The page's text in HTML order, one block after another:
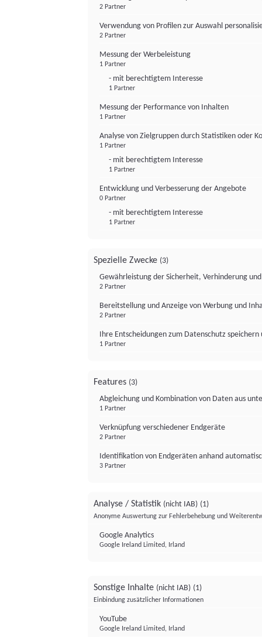
2 Partner
Verwendung von Profilen zur Auswahl
2 Partner
Messung der Werbeleistung
1 Partner
- mit berechtigtem Interesse
1 Partner
Messung der Performance von Inhalten
1 Partner
Analyse von Zielgruppen durch Statistiken oder
1 Partner
- mit berechtigtem Interesse
1 Partner
Entwicklung und Verbesserung der Angebote
0 Partner
- mit berechtigtem Interesse
1 Partner
Spezielle Zwecke (3)
Gewährleistung der Sicherheit, Verhinderung
2 Partner
Bereitstellung und Anzeige von Werbung und
2 Partner
Ihre Entscheidungen zum Datenschutz
1 Partner
Features (3)
Abgleichung und Kombination von Daten aus
1 Partner
Verknüpfung verschiedener Endgeräte
2 Partner
Identifikation von Endgeräten anhand
3 Partner
Analyse / Statistik (nicht IAB) (1)
Anonyme Auswertung zur Fehlerbehebung und
Google Analytics
Google Ireland Limited, Irland
Sonstige Inhalte (nicht IAB) (1)
Einbindung zusätzlicher Informationen
YouTube
Google Ireland Limited, Irland